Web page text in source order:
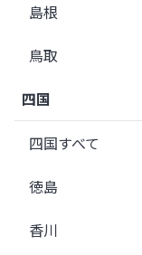
島根
鳥取
四国
四国すべて
徳島
香川